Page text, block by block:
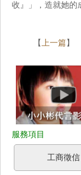
收』」，造就她的
【 上一篇 】
工商徵信